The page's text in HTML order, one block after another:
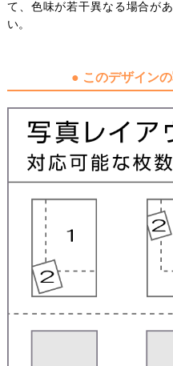
て、色味が若干異なる場合が
い。
● このデザイン